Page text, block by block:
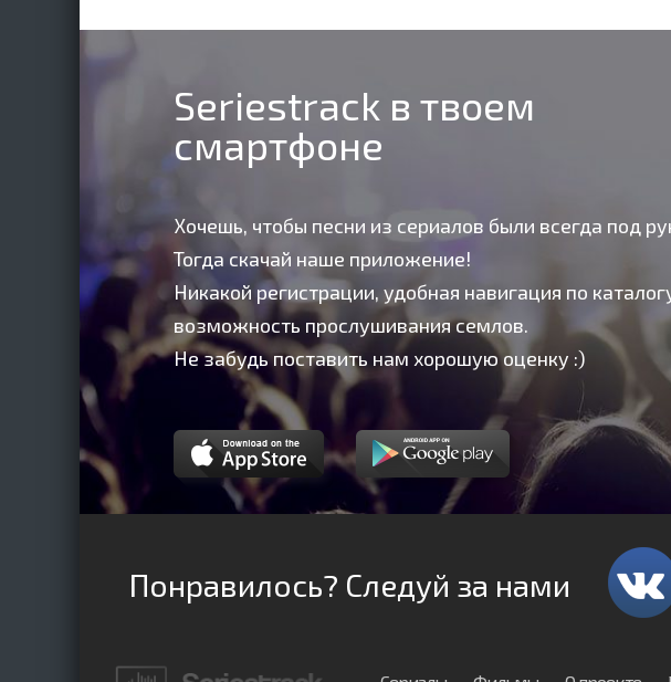
Seriestrack в твоем
смартфоне
Хочешь, чтобы песни из сериалов были всегда под
Тогда скачай наше приложение!
Никакой регистрации, удобная навигация по
возможность прослушивания семлов.
Не забудь поставить нам хорошую оценку :)
Понравилось? Следуй за нами